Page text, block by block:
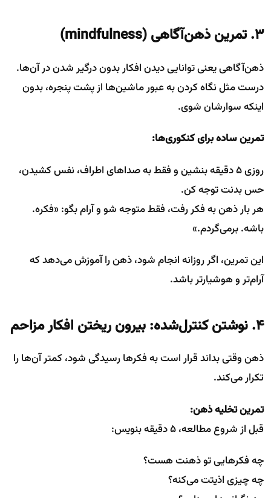
۳. تمرین ذهن‌آگاهی (mindfulness)
ذهن‌آگاهی یعنی توانایی دیدن افکار بدون درگیر شدن در آن‌ها.
درست مثل نگاه کردن به عبور ماشین‌ها از پشت پنجره، بدون
اینکه سوارشان شوی.
تمرین ساده برای کنکوری‌ها:
روزی ۵ دقیقه بنشین و فقط به صداهای اطراف، نفس کشیدن،
حس بدنت توجه کن.
هر بار ذهن به فکر رفت، فقط متوجه شو و آرام بگو: «فکره.
باشه. برمی‌گردم.»
این تمرین، اگر روزانه انجام شود، ذهن را آموزش می‌دهد که
آرام‌تر و هوشیارتر باشد.
۴. نوشتن کنترل‌شده: بیرون ریختن افکار مزاحم
ذهن وقتی بداند قرار است به فکرها رسیدگی شود، کمتر آن‌ها را
تکرار می‌کند.
تمرین تخلیه ذهن:
قبل از شروع مطالعه، ۵ دقیقه بنویس:
چه فکرهایی تو ذهنت هست؟
چه چیزی اذیتت می‌کنه؟